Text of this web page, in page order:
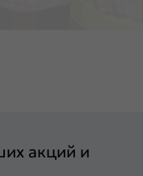
акций и